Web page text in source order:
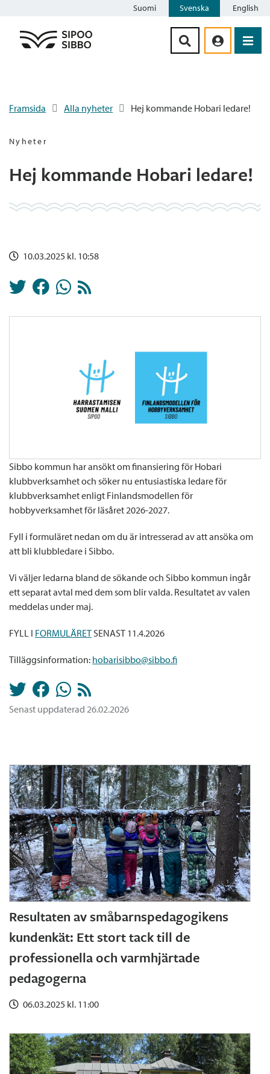
Suomi Svenska English
Framsida Alla nyheter Hej kommande Hobari ledare!
Nyheter
Hej kommande Hobari ledare!
10.03.2025 kl. 10:58
Sibbo kommun har ansökt om finansiering för Hobari
klubbverksamhet och söker nu entusiastiska ledare för
klubbverksamhet enligt Finlandsmodellen för
hobbyverksamhet för läsåret 2026-2027.
Fyll i formuläret nedan om du är intresserad av att ansöka om
att bli klubbledare i Sibbo.
Vi väljer ledarna bland de sökande och Sibbo kommun ingår
ett separat avtal med dem som blir valda. Resultatet av valen
meddelas under maj.
FYLL I FORMULÄRETSENAST 11.4.2026
Tilläggsinformation: hobarisibbo@sibbo.fi
Senast uppdaterad 26.02.2026
Resultaten av småbarnspedagogikens
kundenkät: Ett stort tack till de
professionella och varmhjärtade
pedagogerna
06.03.2025 kl. 11:00